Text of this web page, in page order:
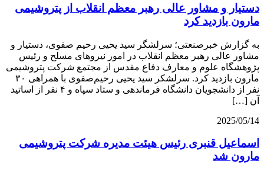
دستیار و مشاور عالی رهبر معظم انقلاب از پتروشیمی
مارون بازدید کرد
به گزارش خبرصنعتی؛ سرلشگر سید یحیی رحیم صفوی، دستیار و
مشاور عالی رهبر معظم انقلاب در امور نیروهای مسلح و رئیس
پژوهشگاه علوم و معارف دفاع مقدس از مجتمع شرکت پتروشیمی
مارون بازدید کرد. سرلشکر سید یحیی رحیم‌صفوی با همراهی ۳۰
نفر از دانشجویان دانشگاه فرماندهی و ستاد سپاه و ۴ نفر از اساتید
آن […]
2025/05/14
اسماعیل قنبری رئیس هیئت مدیره شرکت پتروشیمی
مارون شد